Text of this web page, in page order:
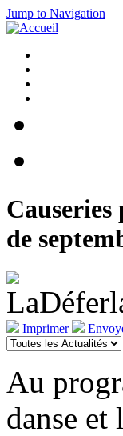
Jump to Navigation
Causeries
de
Imprimer
Au
danse et